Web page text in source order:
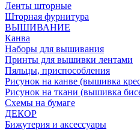
Ленты шторные
Шторная фурнитура
ВЫШИВАНИЕ
Канва
Наборы для вышивания
Принты для вышивки лентами
Пяльцы, приспособления
Рисунок на канве (вышивка
Рисунок на ткани (вышивка
Схемы на бумаге
ДЕКОР
Бижутерия и аксессуары